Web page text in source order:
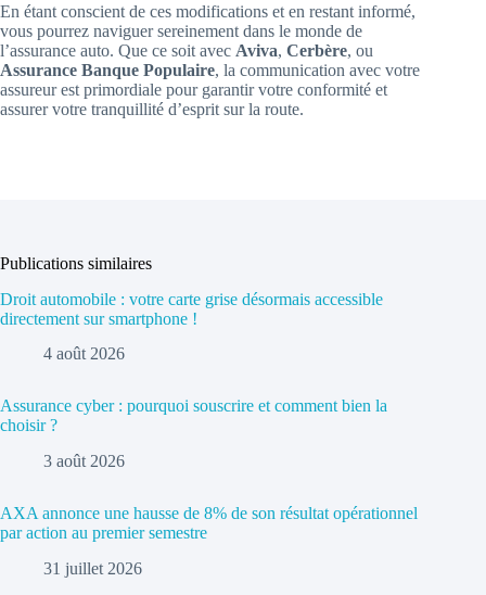
En étant conscient de ces modifications et en restant informé,
vous pourrez naviguer sereinement dans le monde de
l’assurance auto. Que ce soit avec Aviva, Cerbère, ou
Assurance Banque Populaire, la communication avec votre
assureur est primordiale pour garantir votre conformité et
assurer votre tranquillité d’esprit sur la route.
Publications similaires
Droit automobile : votre carte grise désormais accessible
directement sur smartphone !
4 août 2026
Assurance cyber : pourquoi souscrire et comment bien la
choisir ?
3 août 2026
AXA annonce une hausse de 8% de son résultat opérationnel
par action au premier semestre
31 juillet 2026